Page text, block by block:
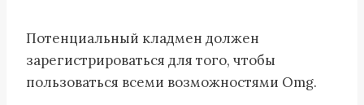
Потенциальный кладмен должен
зарегистрироваться для того, чтобы
пользоваться всеми возможностями Omg.